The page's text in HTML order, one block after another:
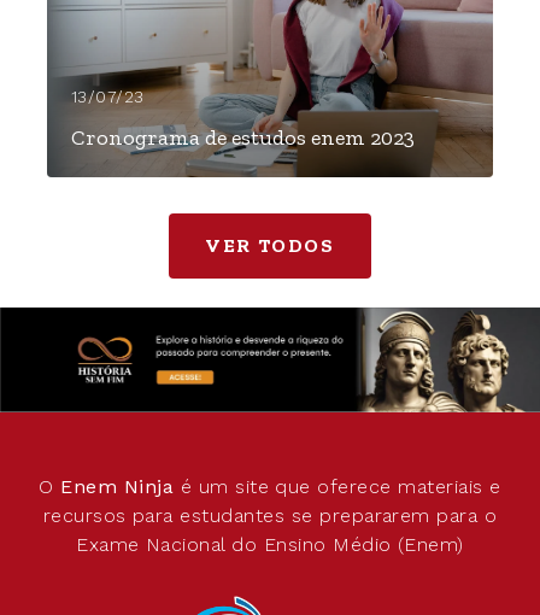
13/07/23
Cronograma de estudos enem 2023
VER TODOS
O Enem Ninja é um site que oferece materiais e
recursos para estudantes se prepararem para o
Exame Nacional do Ensino Médio (Enem)